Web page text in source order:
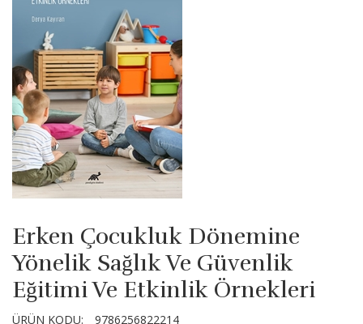
Erken Çocukluk Dönemine
Yönelik Sağlık Ve Güvenlik
Eğitimi Ve Etkinlik Örnekleri
ÜRÜN KODU:
9786256822214